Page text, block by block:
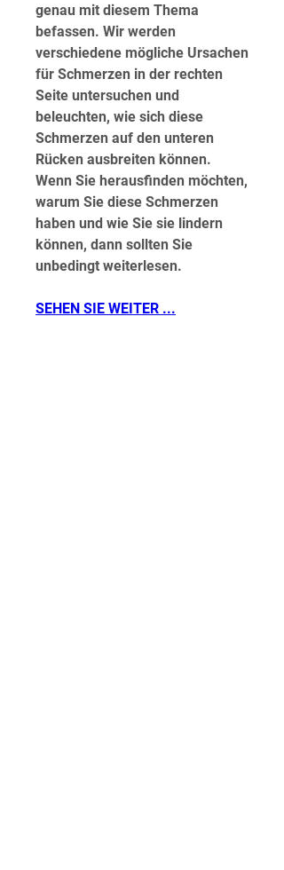
genau mit diesem Thema
befassen. Wir werden
verschiedene mögliche Ursachen
für Schmerzen in der rechten
Seite untersuchen und
beleuchten, wie sich diese
Schmerzen auf den unteren
Rücken ausbreiten können.
Wenn Sie herausfinden möchten,
warum Sie diese Schmerzen
haben und wie Sie sie lindern
können, dann sollten Sie
unbedingt weiterlesen.
SEHEN SIE WEITER ...